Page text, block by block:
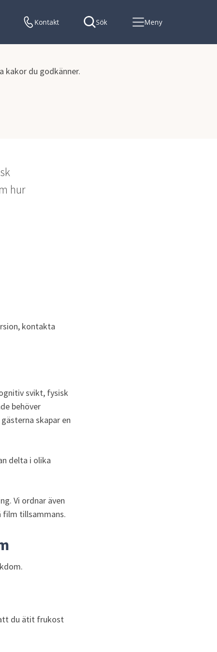
kakor du godkänner.
Kontakt Sök Meny
hur
kontakta
svikt, fysisk
behöver
skapar en
delta i olika
Vi ordnar även
film tillsammans.
du ätit frukost